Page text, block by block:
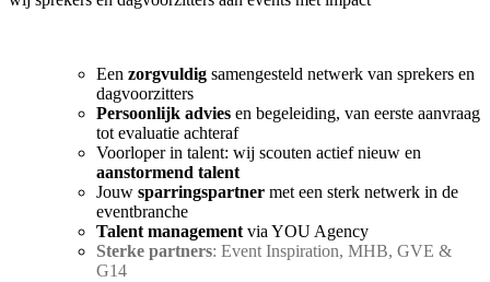
Een zorgvuldig samengesteld netwerk van sprekers en
dagvoorzitters
Persoonlijk advies en begeleiding, van eerste aanvraag
tot evaluatie achteraf
Voorloper in talent: wij scouten actief nieuw en
aanstormend talent
Jouw sparringspartner met een sterk netwerk in de
eventbranche
Talent management via YOU Agency
Sterke partners: Event Inspiration, MHB, GVE &
G14